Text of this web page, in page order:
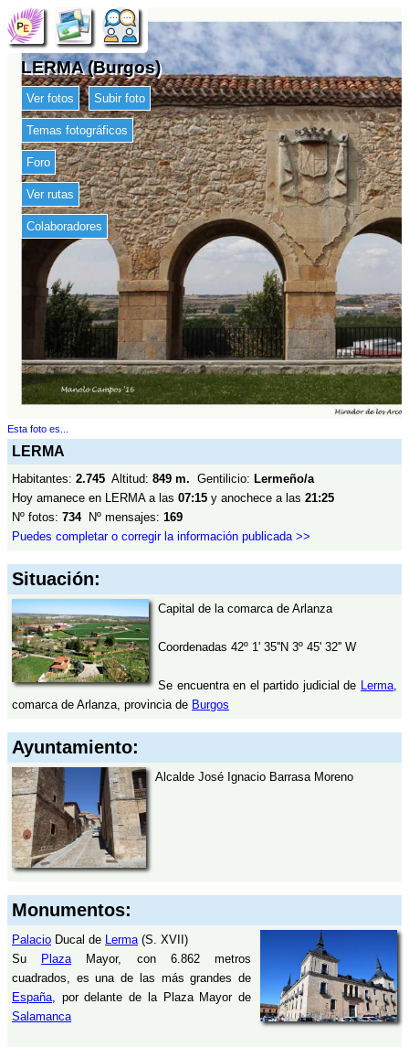
LERMA (Burgos)
Ver fotos Subir foto
Temas fotográficos
Foro
Ver rutas
Colaboradores
Esta foto es...
LERMA
Habitantes: 2.745 Altitud: 849 m. Gentilicio: Lermeño/a
Hoy amanece en LERMA a las 07:15 y anochece a las 21:25
Nº fotos: 734Nº mensajes: 169
Puedes completar o corregir la información publicada >>
Situación:
Capital de la comarca de Arlanza
Coordenadas 42º 1' 35''N 3º 45' 32'' W
Se encuentra en el partido judicial de Lerma,
comarca de Arlanza, provincia de Burgos
Ayuntamiento:
Alcalde José Ignacio Barrasa Moreno
Monumentos:
Palacio Ducal de Lerma(S. XVII)
Su
PlazaMayor, con 6.862 metros
cuadrados, es una de las más grandes de
España, por delante de la Plaza Mayor de
Salamanca